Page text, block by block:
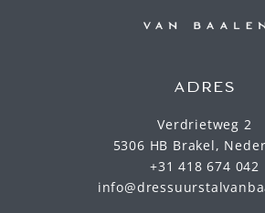
ADRES
Verdrietweg 2
5306 HB Brakel,
+31 418 674 042